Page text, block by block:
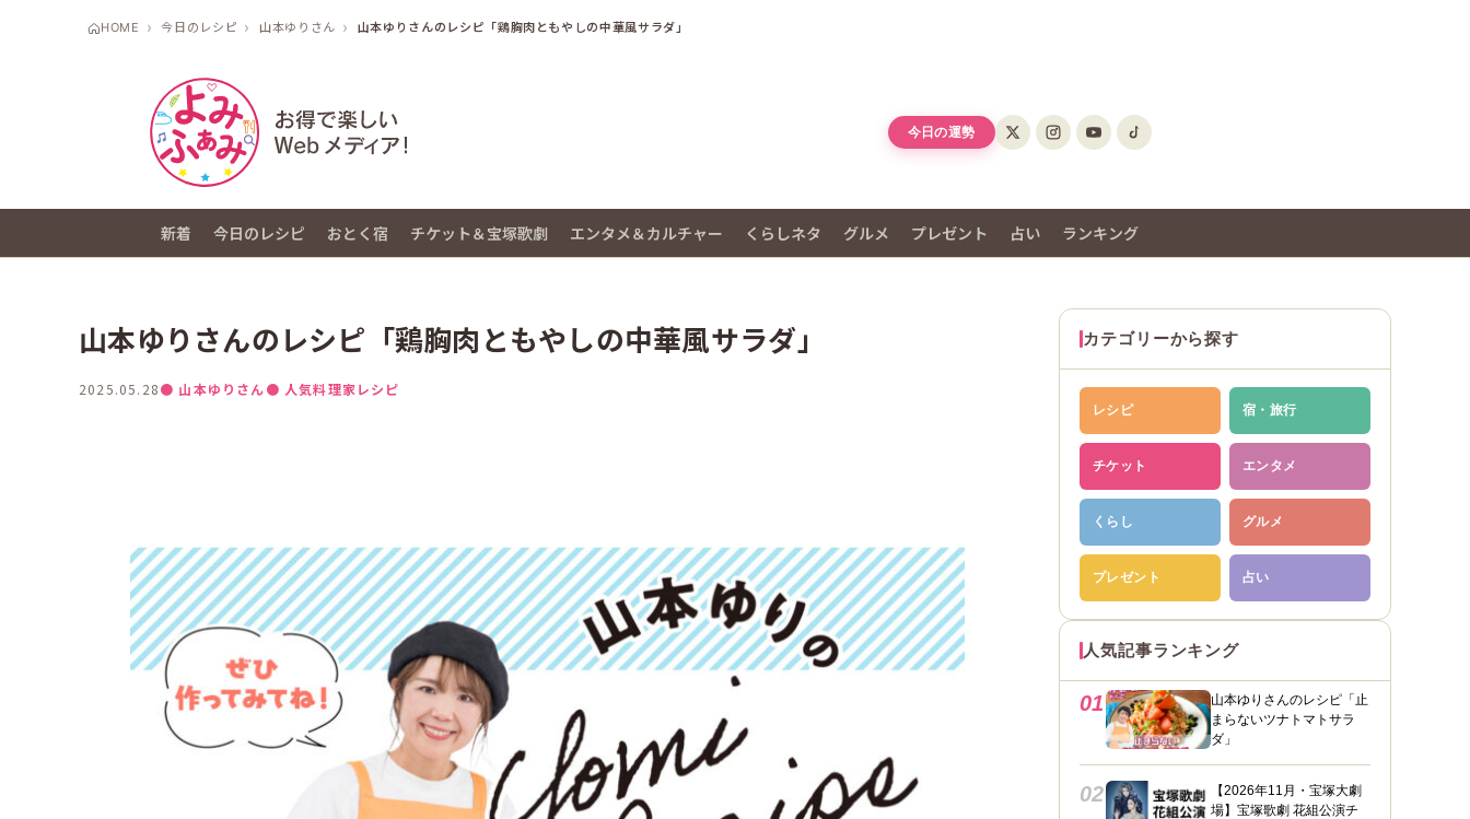
HOME 今日のレシピ 山本ゆりさん 山本ゆりさんのレシピ「鶏胸肉ともやしの中華風サラダ」
今日の運勢
新着 今日のレシピ おとく宿 チケット＆宝塚歌劇 エンタメ＆カルチャー くらしネタ グルメ プレゼント 占い ランキング
山本ゆりさんのレシピ「鶏胸肉ともやしの中華風サラダ」
2025.05.28● 山本ゆりさん● 人気料理家レシピ
カテゴリーから探す
レシピ 宿・旅行
チケット エンタメ
くらし グルメ
プレゼント 占い
人気記事ランキング
01
山本ゆりさんのレシピ「止
まらないツナトマトサラ
ダ」
02
【2026年11月・宝塚大劇
場】宝塚歌劇 花組公演チ